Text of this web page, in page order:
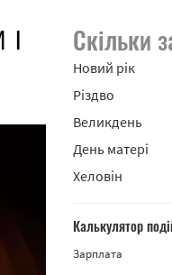
Скільки
Новий рік
Різдво
Великдень
День матері
Хеловін
Калькулятор
Зарплата